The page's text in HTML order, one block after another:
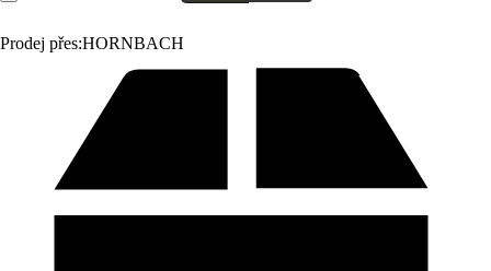
Prodej přes:HORNBACH